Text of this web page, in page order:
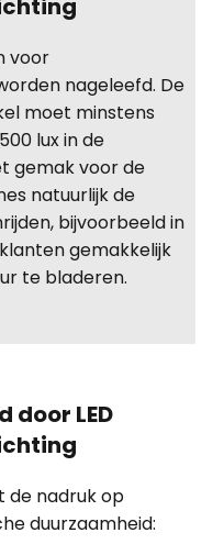
voor
nageleefd. De
moet minstens
lux in de
gemak voor de
natuurlijk de
bijvoorbeeld in
gemakkelijk
te bladeren.
door LED
de nadruk op
duurzaamheid: